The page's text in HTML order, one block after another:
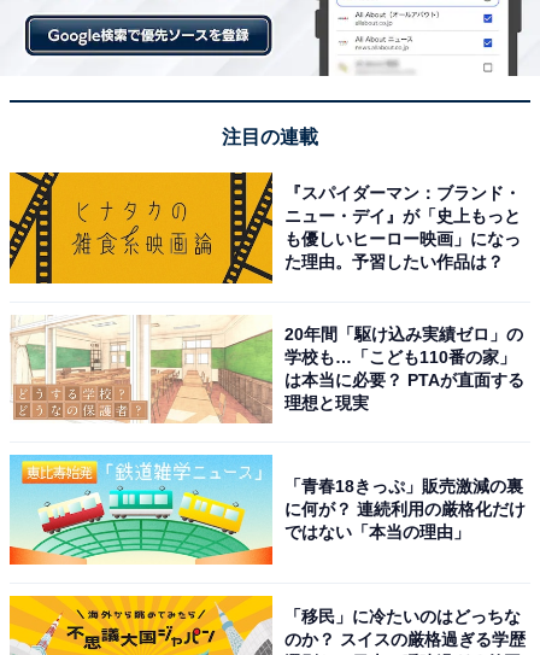
第2位：『ふたりはプリキュアMax Heart』69票
2位には1作目からの続編を描いた『ふたりはプリキュア
Max Heart』がランクイン。
「恋愛模様も描かれていてそちらも気になったため（20
代女性）」「自分が初めて見たプリキュアシリーズだか
の絆が育っていくところが特に好き（20代女性）」とい
ったストーリーに惹かれた声や、「当時子供が大好きで
一緒に見てて楽しかったから（40代女性）」とお子さん
注目の連載
『スパイダーマン：ブランド・
ニュー・デイ』が「史上もっと
も優しいヒーロー映画」になっ
た理由。予習したい作品は？
20年間「駆け込み実績ゼロ」の
学校も…「こども110番の家」
は本当に必要？ PTAが直面する
理想と現実
「青春18きっぷ」販売激減の裏
に何が？ 連続利用の厳格化だけ
ではない「本当の理由」
「移民」に冷たいのはどっちな
のか？ スイスの厳格過ぎる学歴